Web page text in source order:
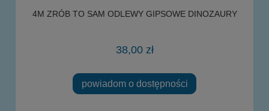
4M ZRÓB TO SAM ODLEWY GIPSOWE DINOZAURY
38,00 zł
powiadom o dostępności